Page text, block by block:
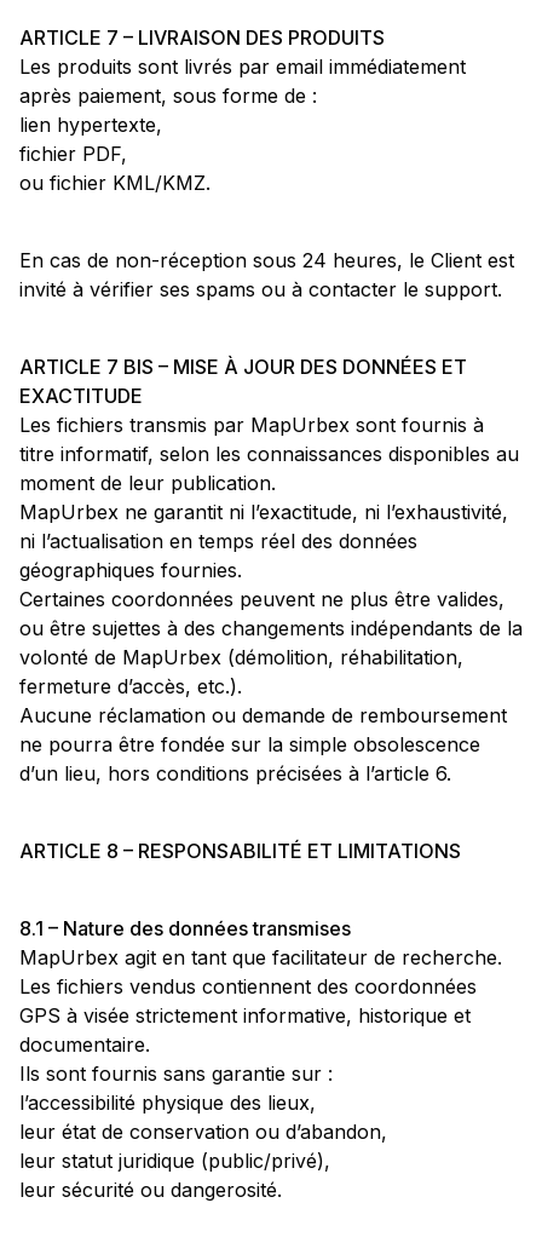
ARTICLE 7 – LIVRAISON DES PRODUITS
Les produits sont livrés par email immédiatement
après paiement, sous forme de :
lien hypertexte,
fichier PDF,
ou fichier KML/KMZ.
En cas de non-réception sous 24 heures, le Client est
invité à vérifier ses spams ou à contacter le support.
ARTICLE 7 BIS – MISE À JOUR DES DONNÉES ET
EXACTITUDE
Les fichiers transmis par MapUrbex sont fournis à
titre informatif, selon les connaissances disponibles au
moment de leur publication.
MapUrbex ne garantit ni l’exactitude, ni l’exhaustivité,
ni l’actualisation en temps réel des données
géographiques fournies.
Certaines coordonnées peuvent ne plus être valides,
ou être sujettes à des changements indépendants de la
volonté de MapUrbex (démolition, réhabilitation,
fermeture d’accès, etc.).
Aucune réclamation ou demande de remboursement
ne pourra être fondée sur la simple obsolescence
d’un lieu, hors conditions précisées à l’article 6.
ARTICLE 8 – RESPONSABILITÉ ET LIMITATIONS
8.1 – Nature des données transmises
MapUrbex agit en tant que facilitateur de recherche.
Les fichiers vendus contiennent des coordonnées
GPS à visée strictement informative, historique et
documentaire.
Ils sont fournis sans garantie sur :
l’accessibilité physique des lieux,
leur état de conservation ou d’abandon,
leur statut juridique (public/privé),
leur sécurité ou dangerosité.